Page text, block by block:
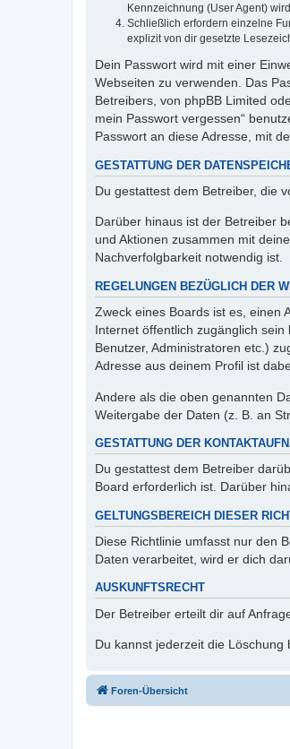
Kennzeichnung (User Agent)
Schließlich erfordern einzelne
explizit von dir gesetzte
Dein Passwort wird mit einer
Webseiten zu verwenden. Das
Betreibers, von phpBB Limited
mein Passwort vergessen“
Passwort an diese Adresse, mit
GESTATTUNG DER
Du gestattest dem Betreiber, die
Darüber hinaus ist der Betreiber
und Aktionen zusammen mit
Nachverfolgbarkeit notwendig ist.
REGELUNGEN BEZÜGLICH DER
Zweck eines Boards ist es, einen
Internet öffentlich zugänglich
Benutzer, Administratoren etc.)
Adresse aus deinem Profil ist
Andere als die oben genannten
Weitergabe der Daten (z. B. an
GESTATTUNG DER
Du gestattest dem Betreiber
Board erforderlich ist. Darüber
GELTUNGSBEREICH DIESER
Diese Richtlinie umfasst nur den
Daten verarbeitet, wird er dich
AUSKUNFTSRECHT
Der Betreiber erteilt dir auf
Du kannst jederzeit die
Foren-Übersicht